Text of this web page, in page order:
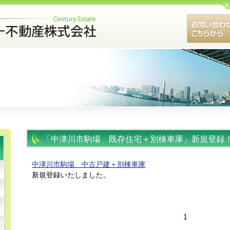
「中津川市駒場 既存住宅＋別棟車庫」新規登録！
中津川市駒場 中古戸建＋別棟車庫
新規登録いたしました。
1